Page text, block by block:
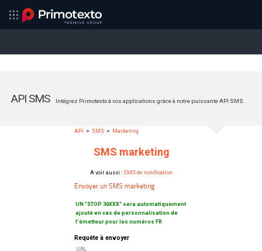
API SMS Intégrez Primotexto à vos applications grâce à notre puissante API SMS.
API > SMS> Marketing
SMS marketing
A voir aussi : SMS de notification
Envoyer un SMS marketing
UN "STOP 36XXX" sera automatiquement
ajouté en cas de personnalisation de
l'émetteur pour les numéros FR
Requête à envoyer
URL